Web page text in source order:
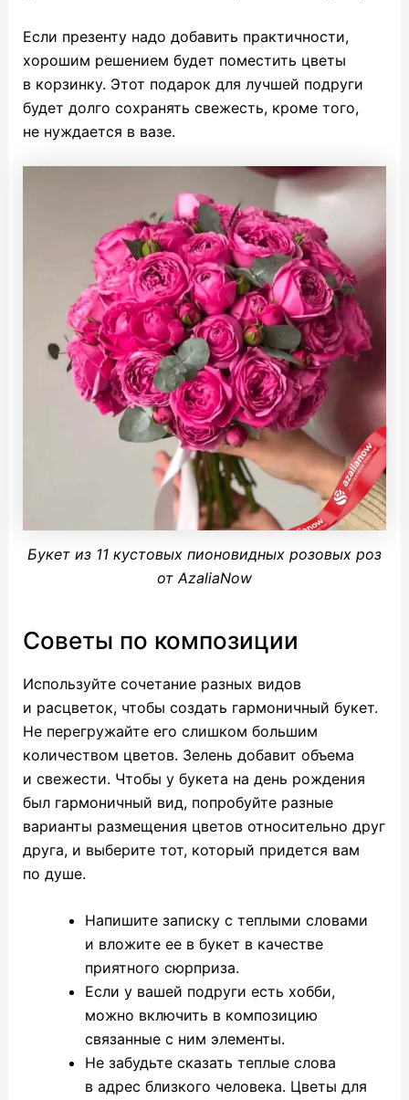
Если презенту надо добавить практичности,
хорошим решением будет поместить цветы
в корзинку. Этот подарок для лучшей подруги
будет долго сохранять свежесть, кроме того,
не нуждается в вазе.
Букет из 11 кустовых пионовидных розовых роз
от AzaliaNow
Советы по композиции
Используйте сочетание разных видов
и расцветок, чтобы создать гармоничный букет.
Не перегружайте его слишком большим
количеством цветов. Зелень добавит объема
и свежести. Чтобы у букета на день рождения
был гармоничный вид, попробуйте разные
варианты размещения цветов относительно друг
друга, и выберите тот, который придется вам
по душе.
Напишите записку с теплыми словами
и вложите ее в букет в качестве
приятного сюрприза.
Если у вашей подруги есть хобби,
можно включить в композицию
связанные с ним элементы.
Не забудьте сказать теплые слова
в адрес близкого человека. Цветы для